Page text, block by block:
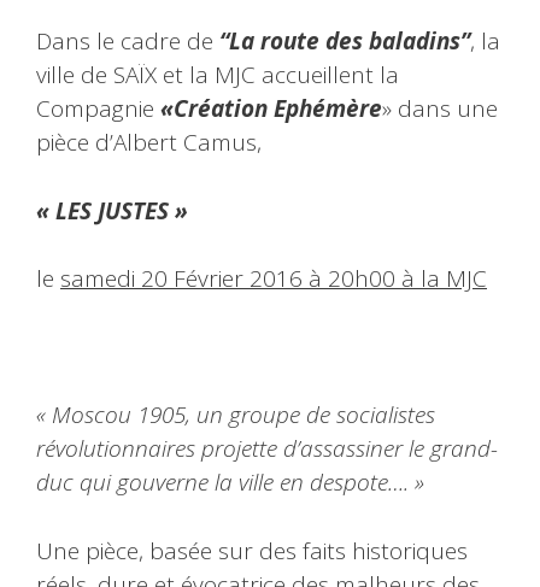
Dans le cadre de “La route des baladins”, la
ville de SAÏX et la MJC accueillent la
Compagnie «Création Ephémère» dans une
pièce d’Albert Camus,
« LES JUSTES »
le samedi 20 Février 2016 à 20h00 à la MJC
« Moscou 1905, un groupe de socialistes
révolutionnaires projette d’assassiner le grand-
duc qui gouverne la ville en despote…. »
Une pièce, basée sur des faits historiques